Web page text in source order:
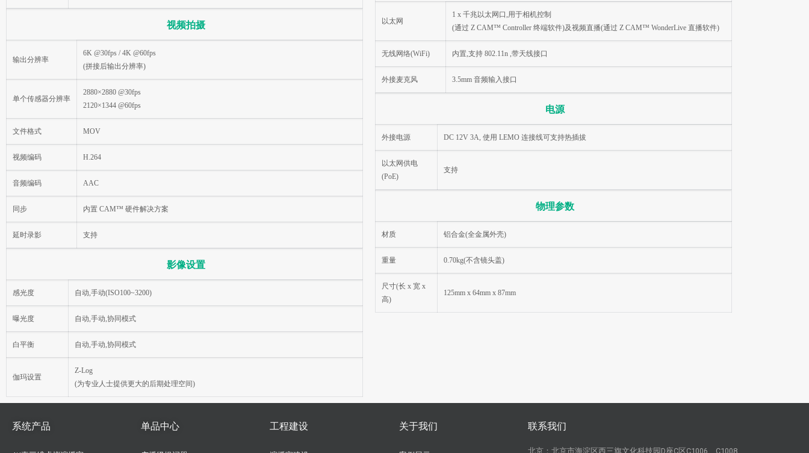
视频拍摄
输出分辨率
6K @30fps / 4K @60fps
(拼接后输出分辨率)
单个传感器分辨率
2880×2880 @30fps
2120×1344 @60fps
文件格式 MOV
视频编码 H.264
音频编码 AAC
同步 内置 CAM™ 硬件解决方案
延时录影 支持
影像设置
感光度 自动,手动(ISO100~3200)
曝光度 自动,手动,协同模式
白平衡 自动,手动,协同模式
伽玛设置
Z-Log
(为专业人士提供更大的后期处理空间)
以太网
1 x 千兆以太网口,用于相机控制
(通过 Z CAM™ Controller 终端软件)及视频直播(通过 Z CAM™ WonderLive 直播软件)
无线网络(WiFi) 内置,支持 802.11n ,带天线接口
外接麦克风 3.5mm 音频输入接口
电源
外接电源 DC 12V 3A, 使用 LEMO 连接线可支持热插拔
以太网供电
(PoE)
支持
物理参数
材质 铝合金(全金属外壳)
重量 0.70kg(不含镜头盖)
尺寸(长 x 宽 x
高)
125mm x 64mm x 87mm
系统产品 单品中心 工程建设 关于我们 联系我们
北京：北京市海淀区西三旗文化科技园D座C区C1006、C1008